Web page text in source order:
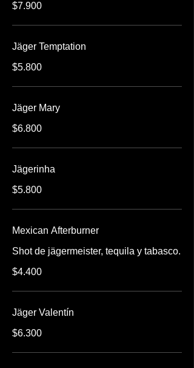
$7.900
Jäger Temptation
$5.800
Jäger Mary
$6.800
Jägerinha
$5.800
Mexican Afterburner
Shot de jägermeister, tequila y tabasco.
$4.400
Jäger Valentín
$6.300